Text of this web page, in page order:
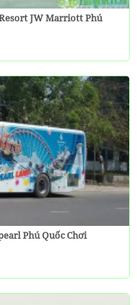
JW Marriott Phú
Phú Quốc Chơi